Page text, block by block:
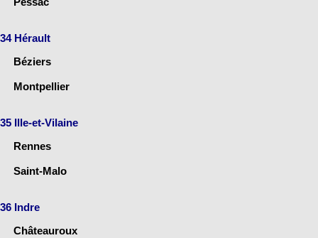
34 Hérault
Béziers
Montpellier
35 Ille-et-Vilaine
Rennes
Saint-Malo
36 Indre
Châteauroux